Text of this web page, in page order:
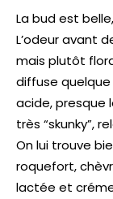
La bud est
L’odeur avant
mais plutôt
diffuse
acide, presque
très “skunky”,
On lui trouve
roquefort,
lactée et